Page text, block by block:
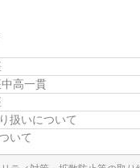
高一貫
扱いについて
いて